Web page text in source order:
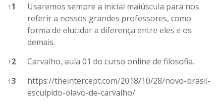
↑1
Usaremos sempre a inicial maiúscula para nos
referir a nossos grandes professores, como
forma de elucidar a diferença entre eles e os
demais.
↑2
Carvalho, aula 01 do curso online de filosofia.
↑3
https://theintercept.com/2018/10/28/novo-brasil-
esculpido-olavo-de-carvalho/